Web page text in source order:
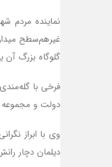
نماینده مردم
گلوگاه بزرگ آن
فرخی با
دولت و مجموعه
وی با ابراز
دیلمان دچار